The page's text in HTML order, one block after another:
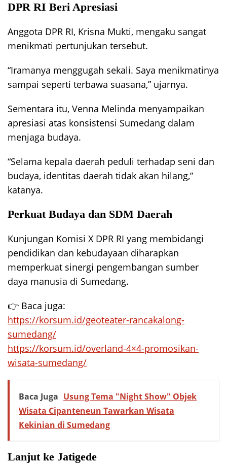
DPR RI Beri Apresiasi
Anggota DPR RI, Krisna Mukti, mengaku sangat
menikmati pertunjukan tersebut.
“Iramanya menggugah sekali. Saya menikmatinya
sampai seperti terbawa suasana,” ujarnya.
Sementara itu, Venna Melinda menyampaikan
apresiasi atas konsistensi Sumedang dalam
menjaga budaya.
“Selama kepala daerah peduli terhadap seni dan
budaya, identitas daerah tidak akan hilang,”
katanya.
Perkuat Budaya dan SDM Daerah
Kunjungan Komisi X DPR RI yang membidangi
pendidikan dan kebudayaan diharapkan
memperkuat sinergi pengembangan sumber
daya manusia di Sumedang.
👉 Baca juga:
https://korsum.id/geoteater-rancakalong-
sumedang/
https://korsum.id/overland-4×4-promosikan-
wisata-sumedang/
Baca Juga Usung Tema "Night Show" Objek
Wisata Cipanteneun Tawarkan Wisata
Kekinian di Sumedang
Lanjut ke Jatigede